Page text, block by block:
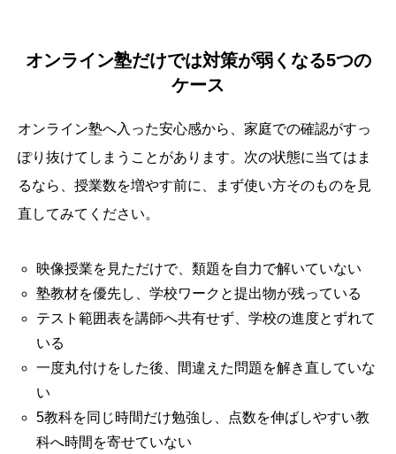
オンライン塾だけでは対策が弱くなる5つの
ケース
オンライン塾へ入った安心感から、家庭での確認がすっ
ぽり抜けてしまうことがあります。次の状態に当てはま
るなら、授業数を増やす前に、まず使い方そのものを見
直してみてください。
映像授業を見ただけで、類題を自力で解いていない
塾教材を優先し、学校ワークと提出物が残っている
テスト範囲表を講師へ共有せず、学校の進度とずれて
いる
一度丸付けをした後、間違えた問題を解き直していな
い
5教科を同じ時間だけ勉強し、点数を伸ばしやすい教
科へ時間を寄せていない